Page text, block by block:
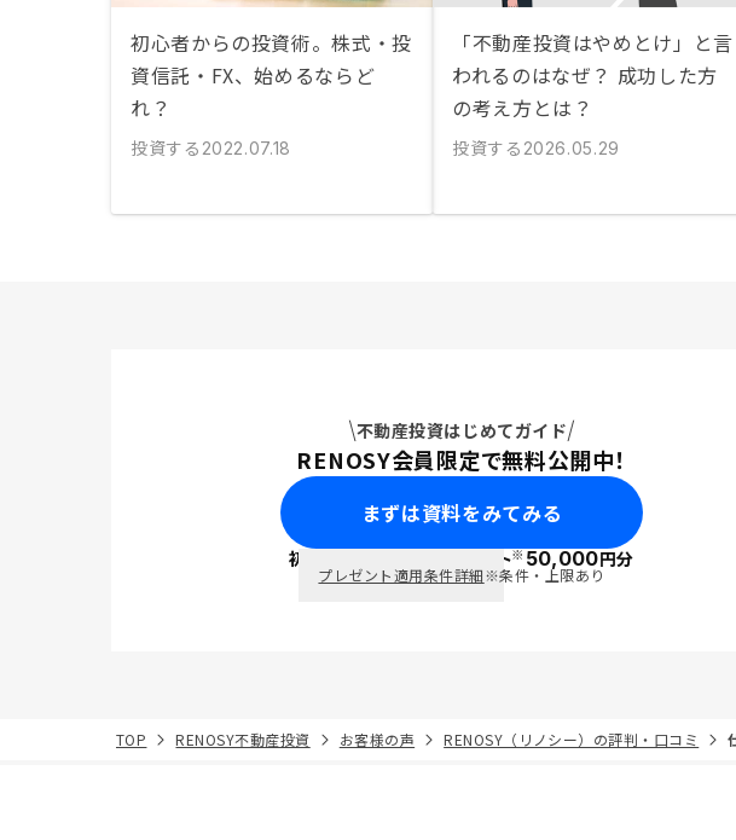
初心者からの投資術。株式・投
資信託・FX、始めるならど
れ？
投資する 2022.07.18
「不動産投資はやめとけ」と言
われるのはなぜ？ 成功した方
の考え方とは？
投資する 2026.05.29
不動産投資はじめてガイド
RENOSY会員限定で無料公開中！
まずは資料をみてみる
初回面談で ポイント※50,000円分
プレゼント適用条件詳細※条件・上限あり
TOP RENOSY不動産投資 お客様の声 RENOSY（リノシー）の評判・口コミ